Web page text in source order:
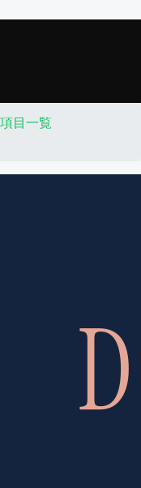
項目一覧